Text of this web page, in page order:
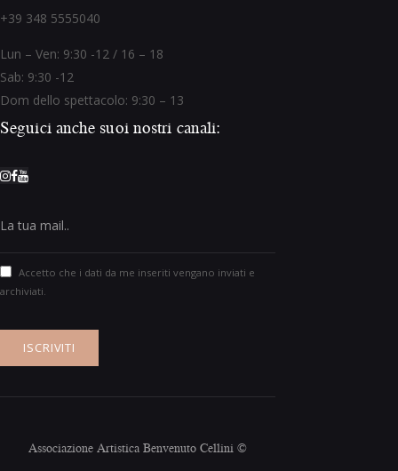
+39 348 5555040
Lun – Ven: 9:30 -12 / 16 – 18
Sab: 9:30 -12
Dom dello spettacolo: 9:30 – 13
Seguici anche suoi nostri canali:
Accetto che i dati da me inseriti vengano inviati e
archiviati.
Associazione Artistica Benvenuto Cellini ©